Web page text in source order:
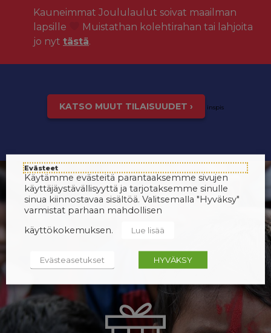
Kauneimmat Joululaulut soivat maailman
lapsille
Muistathan kolehtirahan tai lahjoita
jo nyt tästä.
KATSO MUUT TILAISUUDET › inspis
Evästeet
Käytämme evästeitä parantaaksemme sivujen
käyttäjäystävällisyyttä ja tarjotaksemme sinulle
sinua kiinnostavaa sisältöä. Valitsemalla "Hyväksy"
varmistat parhaan mahdollisen
käyttökokemuksen.
Lue lisää
Evästeasetukset HYVÄKSY